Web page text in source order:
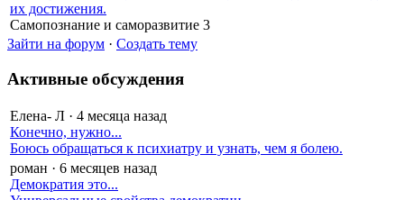
их достижения.
Самопознание и саморазвитие 3
Зайти на форум · Создать тему
Активные обсуждения
Елена- Л · 4 месяца назад
Конечно, нужно...
Боюсь обращаться к психиатру и узнать, чем я болею.
роман · 6 месяцев назад
Демократия это...